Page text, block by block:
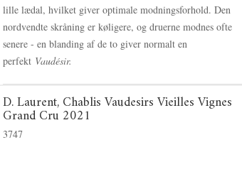
lille lædal, hvilket giver optimale modningsforhold. Den
nordvendte skråning er køligere, og druerne modnes ofte
senere - en blanding af de to giver normalt en
perfekt Vaudésir.
D. Laurent, Chablis Vaudesirs Vieilles Vignes
Grand Cru 2021
3747